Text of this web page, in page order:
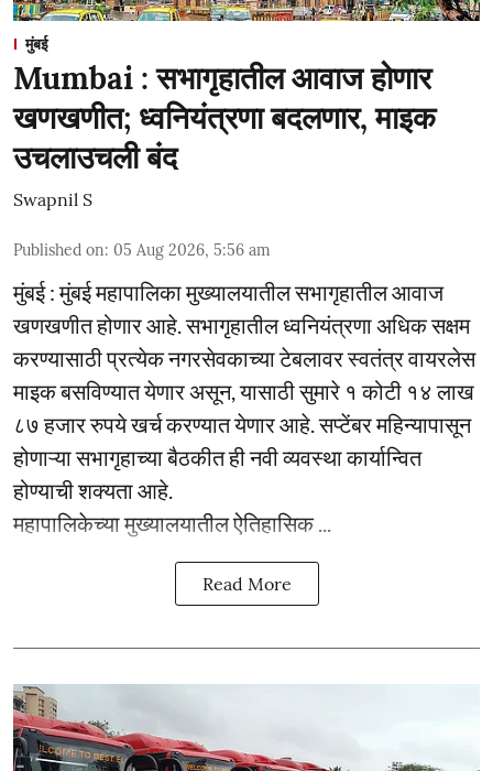
मुंबई
Mumbai : सभागृहातील आवाज होणार
खणखणीत; ध्वनियंत्रणा बदलणार, माइक
उचलाउचली बंद
Swapnil S
Published on: 05 Aug 2026, 5:56 am
मुंबई : मुंबई महापालिका मुख्यालयातील सभागृहातील आवाज
खणखणीत होणार आहे. सभागृहातील ध्वनियंत्रणा अधिक सक्षम
करण्यासाठी प्रत्येक नगरसेवकाच्या टेबलावर स्वतंत्र वायरलेस
माइक बसविण्यात येणार असून, यासाठी सुमारे १ कोटी १४ लाख
८७ हजार रुपये खर्च करण्यात येणार आहे. सप्टेंबर महिन्यापासून
होणाऱ्या सभागृहाच्या बैठकीत ही नवी व्यवस्था कार्यान्वित
होण्याची शक्यता आहे.
महापालिकेच्या मुख्यालयातील ऐतिहासिक ...
Read More